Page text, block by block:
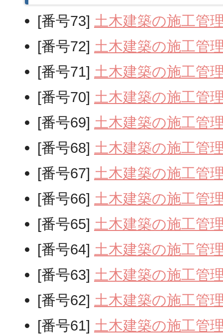
[番号73] 土木建築の施工管
[番号72] 土木建築の施工管
[番号71] 土木建築の施工管
[番号70] 土木建築の施工管
[番号69] 土木建築の施工管
[番号68] 土木建築の施工管
[番号67] 土木建築の施工管
[番号66] 土木建築の施工管
[番号65] 土木建築の施工管
[番号64] 土木建築の施工管
[番号63] 土木建築の施工管
[番号62] 土木建築の施工管
[番号61] 土木建築の施工管